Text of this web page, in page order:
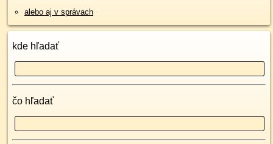
alebo aj v správach
kde hľadať
čo hľadať